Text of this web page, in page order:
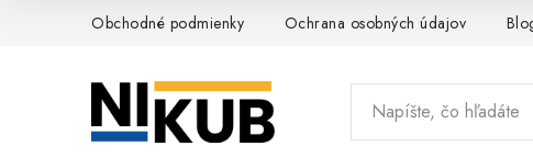
Obchodné podmienky Ochrana osobných údajov